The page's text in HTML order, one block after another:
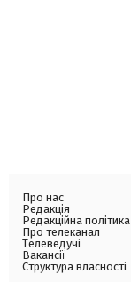
Про нас
Редакція
Редакційна політика
Про телеканал
Телеведучі
Вакансії
Структура власності